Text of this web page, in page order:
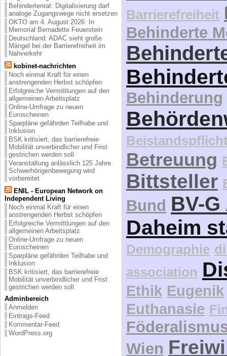
Behindertenrat: Digitalisierung darf
analoge Zugangswege nicht ersetzen
OKTO am 4. August 2026: In
Memorial Bernadette Feuerstein
Deutschland: ADAC sieht große
Mängel bei der Barrierefreiheit im
Nahverkehr
kobinet-nachrichten
Noch einmal Kraft für einen
anstrengenden Herbst schöpfen
Erfolgreiche Vermittlungen auf den
allgemeinen Arbeitsplatz
Online-Umfrage zu neuen
Euroscheinen
Sparpläne gefährden Teilhabe und
Inklusion
BSK kritisiert, das barrierefreie
Mobilität unverbindlicher und Frist
gestrichen werden soll
Veranstaltung anlässlich 125 Jahre
Schwerhörigenbewegung wird
vorbereitet
ENIL - European Network on
Independent Living
Noch einmal Kraft für einen
anstrengenden Herbst schöpfen
Erfolgreiche Vermittlungen auf den
allgemeinen Arbeitsplatz
Online-Umfrage zu neuen
Euroscheinen
Sparpläne gefährden Teilhabe und
Inklusion
BSK kritisiert, das barrierefreie
Mobilität unverbindlicher und Frist
gestrichen werden soll
Adminbereich
Anmelden
Eintrags-Feed
Kommentar-Feed
WordPress.org
Barrierefreiheit
Behinderte
Behinderung
Betreuung
Bittsteller
Bund BV-
Daheim
Demographie
association
Ethik Eugenik
Euthanasie
Wien